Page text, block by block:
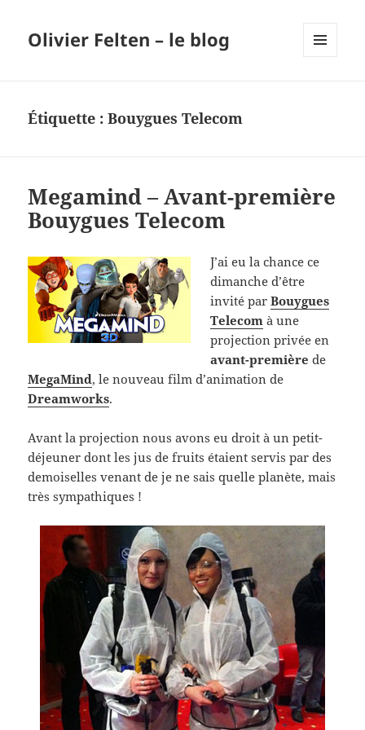
Olivier Felten – le blog
Étiquette :Bouygues Telecom
Megamind – Avant-première
Bouygues Telecom
J’ai eu la chance ce
dimanche d’être
invité parBouygues
Telecom à une
projection privée en
avant-première de
MegaMind, le nouveau film d’animation de
Dreamworks.
Avant la projection nous avons eu droit à un petit-
déjeuner dont les jus de fruits étaient servis par des
demoiselles venant de je ne sais quelle planète, mais
très sympathiques !